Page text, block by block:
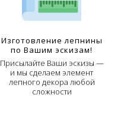
Изготовление лепнины
по Вашим эскизам!
Присылайте Ваши эскизы —
и мы сделаем элемент
лепного декора любой
сложности